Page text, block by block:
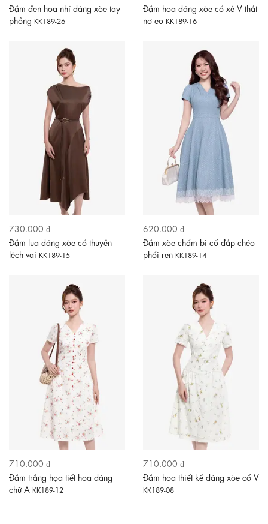
Đầm đen hoa nhí dáng xòe tay
phồng KK189-26
Đầm hoa dáng xòe cổ xẻ V thắt
nơ eo KK189-16
730.000 ₫
Đầm lụa dáng xòe cổ thuyền
lệch vai KK189-15
620.000 ₫
Đầm xòe chấm bi cổ đắp chéo
phối ren KK189-14
710.000 ₫
Đầm trắng họa tiết hoa dáng
chữ A KK189-12
710.000 ₫
Đầm hoa thiết kế dáng xòe cổ V
KK189-08